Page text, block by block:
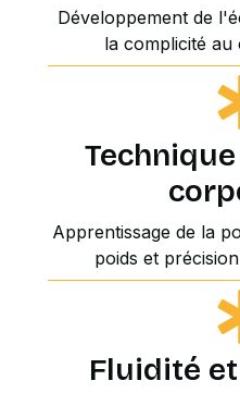
Développement de
la complicité
Apprentissage de la
poids et
Fluidité